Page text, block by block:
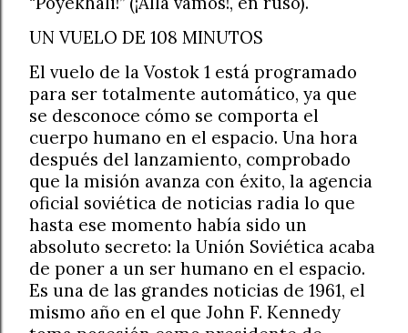
UN VUELO DE 108 MINUTOS
El vuelo de la Vostok 1 está programado
para ser totalmente automático, ya que
se desconoce cómo se comporta el
cuerpo humano en el espacio. Una hora
después del lanzamiento, comprobado
que la misión avanza con éxito, la agencia
oficial soviética de noticias radia lo que
hasta ese momento había sido un
absoluto secreto: la Unión Soviética acaba
de poner a un ser humano en el espacio.
Es una de las grandes noticias de 1961, el
mismo año en el que John F. Kennedy